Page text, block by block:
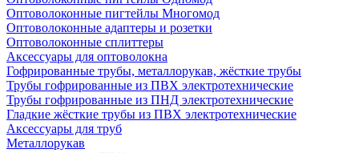
Оптоволоконные пигтейлы Многомод
Оптоволоконные адаптеры и розетки
Оптоволоконные сплиттеры
Аксессуары для оптоволокна
Гофрированные трубы, металлорукав, жёсткие трубы
Трубы гофрированные из ПВХ электротехнические
Трубы гофрированные из ПНД электротехнические
Гладкие жёсткие трубы из ПВХ электротехнические
Аксессуары для труб
Металлорукав